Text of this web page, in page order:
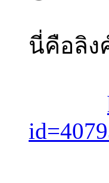
นี่คือลิง